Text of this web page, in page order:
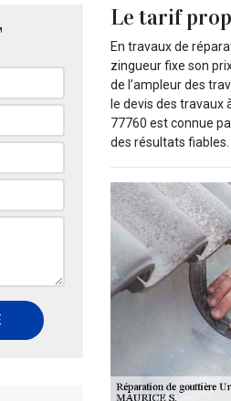
Le tarif
En travaux de
zingueur fixe son
de l’ampleur des
le devis des travaux
77760 est connue
des résultats fiables.